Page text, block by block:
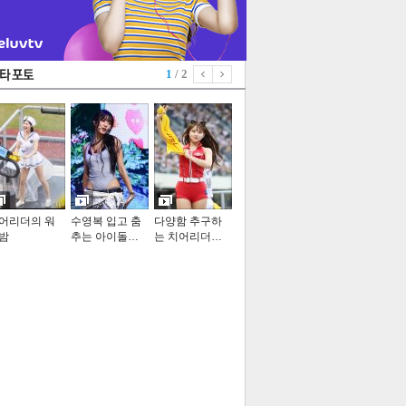
1 / 2
리더의 워
수영복 입고 춤
추는 아이돌…
다양함 추구하
는 치어리더…